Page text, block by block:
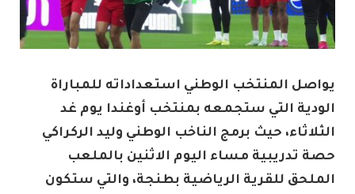
يواصل المنتخب الوطني استعداداته للمباراة
الودية التي ستجمعه بمنتخب أوغندا يوم غد
الثلاثاء، حيث برمج الناخب الوطني وليد الركراكي
حصة تدريبية مساء اليوم الاثنين بالملعب
الملحق للقرية الرياضية بطنجة، والتي ستكون